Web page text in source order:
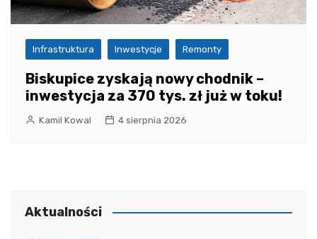
Infrastruktura Inwestycje Remonty
Biskupice zyskają nowy chodnik –
inwestycja za 370 tys. zł już w toku!
Kamil Kowal 4 sierpnia 2026
Aktualności